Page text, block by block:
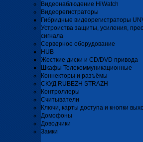
Видеонаблюдение HiWatch
Видеорегистраторы
Гибридные видеорегистраторы
Устроиства защиты, усиления,
сигнала
Серверное оборудование
HUB
Жесткие диски и CD/DVD привода
Шкафы Телекоммуникационные
Коннекторы и разъёмы
СКУД RUBEZH STRAZH
Контроллеры
Считыватели
Ключи, карты доступа и кнопки
Домофоны
Доводчики
Замки